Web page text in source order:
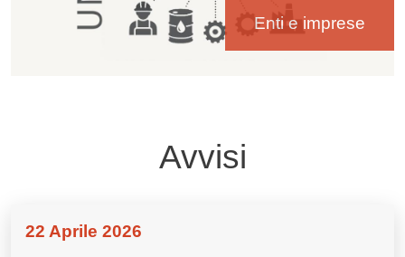
Enti e imprese
Avvisi
22 Aprile 2026